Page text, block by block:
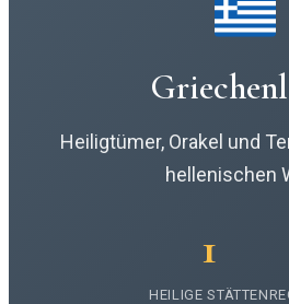
Heiligtümer, Orakel und
hellenischen
1
HEILIGE STÄTTEN